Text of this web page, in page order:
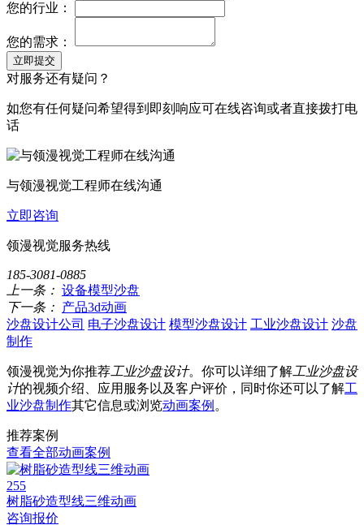
您的行业：
您的需求：
立即提交
对服务还有疑问？
如您有任何疑问希望得到即刻响应可在线咨询或者直接拨打电
话
与领漫视觉工程师在线沟通
立即咨询
领漫视觉服务热线
185-3081-0885
上一条： 设备模型沙盘
下一条： 产品3d动画
沙盘设计公司 电子沙盘设计 模型沙盘设计 工业沙盘设计 沙盘
制作
领漫视觉为你推荐 工业沙盘设计。你可以详细了解 工业沙盘设
计的视频介绍、应用服务以及客户评价，同时你还可以了解工
业沙盘制作其它信息或浏览动画案例 。
推荐案例
查看全部动画案例
255
树脂砂造型线三维动画
咨询报价